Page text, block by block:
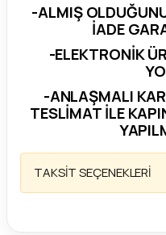
Parça
-ALMIŞ
İADE
-ELEKTRONİK
-ANLAŞMALI
TESLİMAT İLE
TAKSİT SEÇENEKLERİ